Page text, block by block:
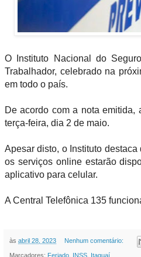
O Instituto Nacional do
Trabalhador, celebrado na
em todo o país.
De acordo com a nota emitida,
terça-feira, dia 2 de maio.
Apesar disto, o Instituto
os serviços online estarão
aplicativo para celular.
A Central Telefônica 135
às abril 28, 2023 Nenhum comentário:
Marcadores: Feriado INSS Itaguaí